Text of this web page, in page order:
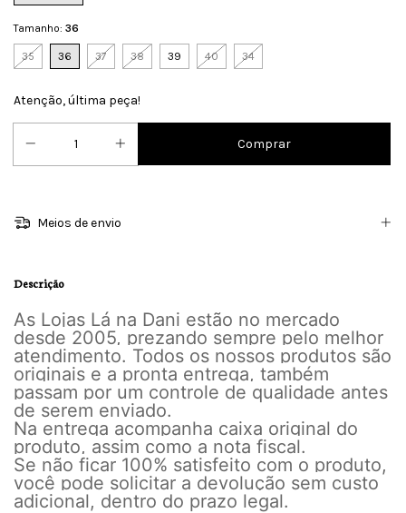
Tamanho: 36
35 36 37 38 39 40 34
Atenção, última peça!
Meios de envio
Descrição
As Lojas Lá na Dani estão no mercado
desde 2005, prezando sempre pelo melhor
atendimento. Todos os nossos produtos são
originais e a pronta entrega, também
passam por um controle de qualidade antes
de serem enviado.
Na entrega acompanha caixa original do
produto, assim como a nota fiscal.
Se não ficar 100% satisfeito com o produto,
você pode solicitar a devolução sem custo
adicional, dentro do prazo legal.